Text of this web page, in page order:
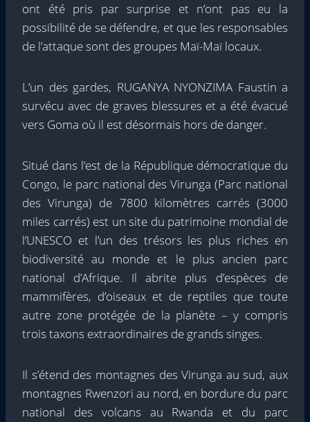
ont été pris par surprise et n’ont pas eu la
possibilité de se défendre, et que les responsables
de l’attaque sont des groupes Maï-Maï locaux.
L’un des gardes, RUGANYA NYONZIMA Faustin a
survécu avec de graves blessures et a été évacué
vers Goma où il est désormais hors de danger.
Situé dans l’est de la République démocratique du
Congo, le parc national des Virunga (Parc national
des Virunga) de 7800 kilomètres carrés (3000
miles carrés) est un site du patrimoine mondial de
l’UNESCO et l’un des trésors les plus riches en
biodiversité au monde et le plus ancien parc
national d’Afrique. Il abrite plus d’espèces de
mammifères, d’oiseaux et de reptiles que toute
autre zone protégée de la planète – y compris
trois taxons extraordinaires de grands singes.
Il s’étend des montagnes des Virunga au sud, aux
montagnes Rwenzori au nord, en bordure du parc
national des volcans au Rwanda et du parc